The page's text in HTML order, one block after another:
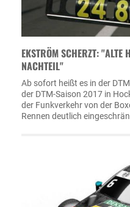
EKSTRÖM SCHERZT: "ALTE
ACHTEIL"
Ab sofort heißt es in der
der DTM-Saison 2017 in
der Funkverkehr von der
Rennen deutlich